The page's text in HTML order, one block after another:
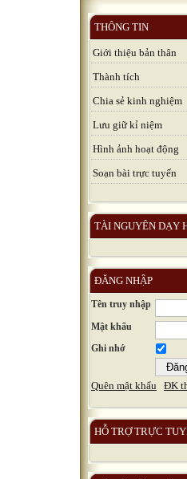
THÔNG TIN
Giới thiệu bản thân
Thành tích
Chia sẻ kinh nghiệm
Lưu giữ kỉ niệm
Hình ảnh hoạt động
Soạn bài trực tuyến
TÀI NGUYÊN DẠY
ĐĂNG NHẬP
Tên truy nhập
Mật khẩu
Ghi nhớ
Quên mật khẩu ĐK
HỖ TRỢ TRỰC